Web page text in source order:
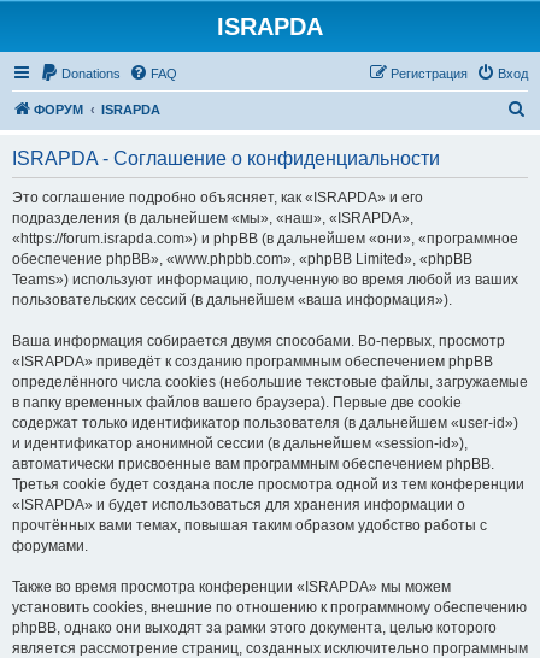
ISRAPDA
Donations FAQ Вход
Регистрация
ФОРУМ ISRAPDA
ISRAPDA - Соглашение о конфиденциальности
Это соглашение подробно объясняет, как «ISRAPDA» и его
подразделения (в дальнейшем «мы», «наш», «ISRAPDA»,
«https://forum.israpda.com») и phpBB (в дальнейшем «они», «программное
обеспечение phpBB», «www.phpbb.com», «phpBB Limited», «phpBB
Teams») используют информацию, полученную во время любой из ваших
пользовательских сессий (в дальнейшем «ваша информация»).
Ваша информация собирается двумя способами. Во-первых, просмотр
«ISRAPDA» приведёт к созданию программным обеспечением phpBB
определённого числа cookies (небольшие текстовые файлы, загружаемые
в папку временных файлов вашего браузера). Первые две cookie
содержат только идентификатор пользователя (в дальнейшем «user-id»)
и идентификатор анонимной сессии (в дальнейшем «session-id»),
автоматически присвоенные вам программным обеспечением phpBB.
Третья cookie будет создана после просмотра одной из тем конференции
«ISRAPDA» и будет использоваться для хранения информации о
прочтённых вами темах, повышая таким образом удобство работы с
форумами.
Также во время просмотра конференции «ISRAPDA» мы можем
установить cookies, внешние по отношению к программному обеспечению
phpBB, однако они выходят за рамки этого документа, целью которого
является рассмотрение страниц, созданных исключительно программным